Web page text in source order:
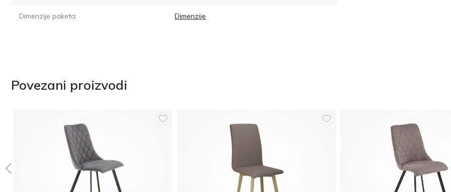
Dimenzije paketa: Dimenzije
Povezani proizvodi